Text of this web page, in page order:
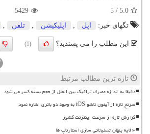
5.0
/
5
5429
تگهای خبر:
اپل اپلیكیشن تلفن
این مطلب را می پسندید؟ (1)
تازه ترین مطالب مرتبط
دقیقا به اندازه مصرف ترافیک بین الملل از حجم بسته کسر می شود
سرنخ تازه از آیفون تاشو iOS به وجود دو باتری اشاره نمود
گزارش تازه از سرعت اینترنت کشور
۳ لایه پنهان تسلیحاتی سازی استارتاپ ها